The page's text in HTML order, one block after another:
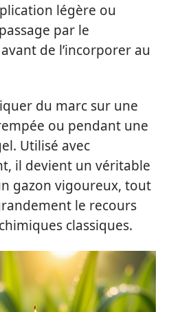
légère ou
par le
de l’incorporer au
du marc sur une
ou pendant une
Utilisé avec
il devient un véritable
gazon vigoureux, tout
le recours
classiques.